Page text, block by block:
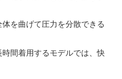
を曲げて圧力を分散できる
時間着用するモデルでは、快